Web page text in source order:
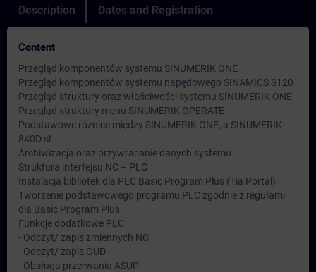
Description Dates and Registration
Content
Przegląd komponentów systemu SINUMERIK ONE
Przegląd komponentów systemu napędowego SINAMICS S120
Przegląd struktury oraz właściwości systemu SINUMERIK ONE
Przegląd struktury menu SINUMERIK OPERATE
Podstawowe różnice między SINUMERIK ONE, a SINUMERIK
840D sl
Archiwizacja oraz przywracanie danych systemu
Struktura interfejsu NC – PLC
Instalacja bibliotek dla PLC Basic Program Plus (Tia Portal)
Tworzenie podstawowego programu PLC zgodnie z regułami
dla Basic Program Plus
Funkcje dodatkowe PLC
- Odczyt/ zapis zmiennych NC
- Odczyt/ zapis GUD
- Obsługa przerwania ASUP